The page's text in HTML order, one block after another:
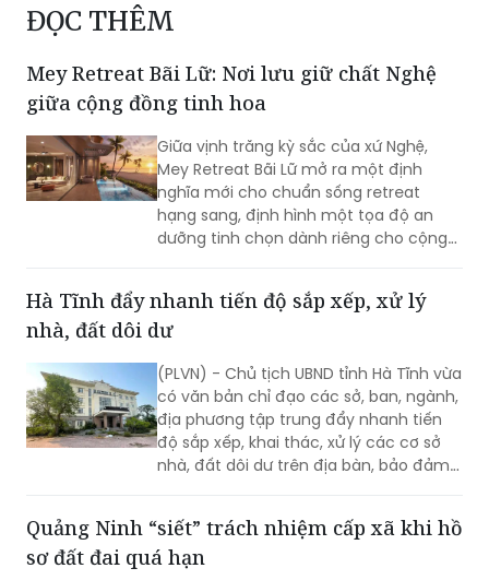
ĐỌC THÊM
Mey Retreat Bãi Lữ: Nơi lưu giữ chất Nghệ
giữa cộng đồng tinh hoa
Giữa vịnh trăng kỳ sắc của xứ Nghệ,
Mey Retreat Bãi Lữ mở ra một định
nghĩa mới cho chuẩn sống retreat
hạng sang, định hình một tọa độ an
dưỡng tinh chọn dành riêng cho cộng
Hà Tĩnh đẩy nhanh tiến độ sắp xếp, xử lý
nhà, đất dôi dư
(PLVN) - Chủ tịch UBND tỉnh Hà Tĩnh vừa
có văn bản chỉ đạo các sở, ban, ngành,
địa phương tập trung đẩy nhanh tiến
độ sắp xếp, khai thác, xử lý các cơ sở
nhà, đất dôi dư trên địa bàn, bảo đảm
Quảng Ninh “siết” trách nhiệm cấp xã khi hồ
sơ đất đai quá hạn